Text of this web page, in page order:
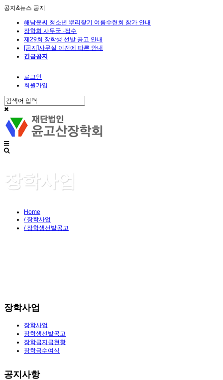
공지&뉴스 공지
해남윤씨 청소년 뿌리찾기 여름수련회 참가 안내
장학회 사무국 -접수
제29회 장학생 선발 공고 안내
[공지]사무실 이전에 따른 안내
긴급공지
로그인
회원가입
장학사업
Home
/ 장학사업
/ 장학생선발공고
장학사업
장학사업
장학생선발공고
장학금지급현황
장학금수여식
공지사항